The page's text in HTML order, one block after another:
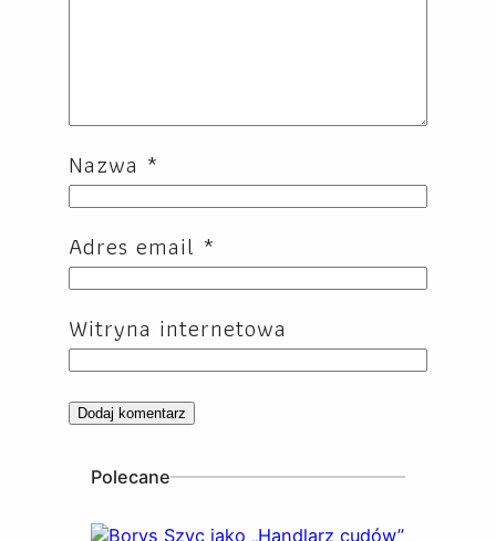
Nazwa *
Adres email *
Witryna internetowa
Polecane